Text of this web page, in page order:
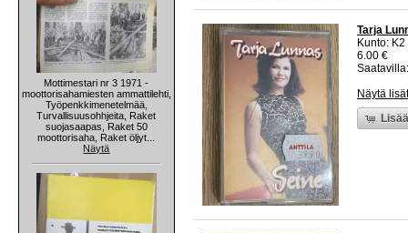
Mottimestari nr 3 1971 -
moottorisahamiesten ammattilehti,
Työpenkkimenetelmää,
Turvallisuusohhjeita, Raket
suojasaapas, Raket 50
moottorisaha, Raket öljyt...
Näytä
Tarja
Kunto:
6.00 €
Näytä